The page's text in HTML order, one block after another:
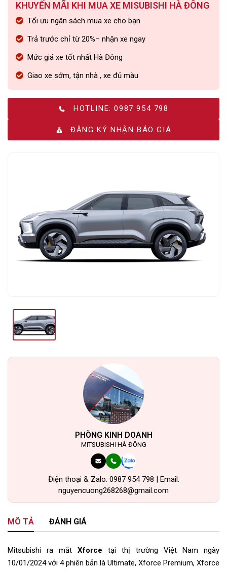
KHUYẾN MÃI KHI MUA XE MISUBISHI HÀ ĐÔNG
Tối ưu ngân sách mua xe cho bạn
Trả trước chỉ từ 20%– nhận xe ngay
Mức giá xe tốt nhất Hà Đông
Giao xe sớm, tận nhà , xe đủ màu
HOTLINE: 0987 954 798
ĐĂNG KÝ NHẬN BÁO GIÁ
PHÒNG KINH DOANH
MITSUBISHI HÀ ĐÔNG
Điện thoại & Zalo: 0987 954 798 | Email:
nguyencuong268268@gmail.com
MÔ TẢ ĐÁNH GIÁ
Mitsubishi ra mắt Xforce tại thị trường Việt Nam ngày
10/01/2024 với 4 phiên bản là Ultimate, Xforce Premium, Xforce